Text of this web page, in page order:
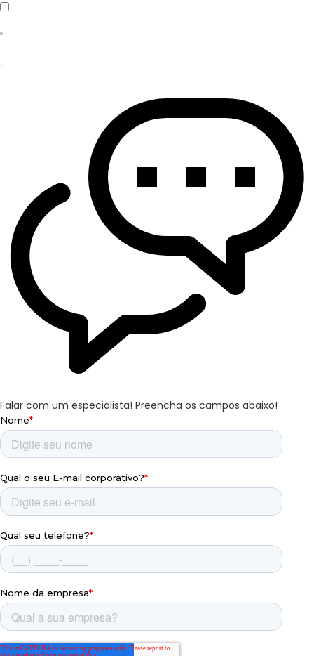
Falar com um especialista! Preencha os campos abaixo!